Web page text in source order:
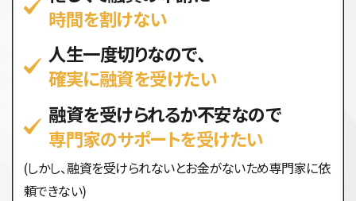
時間を割けない
人生一度切りなので、
確実に融資を受けたい
融資を受けられるか不安なので
専門家のサポートを受けたい
(しかし、融資を受けられないとお金がないため専門家に依
頼できない)